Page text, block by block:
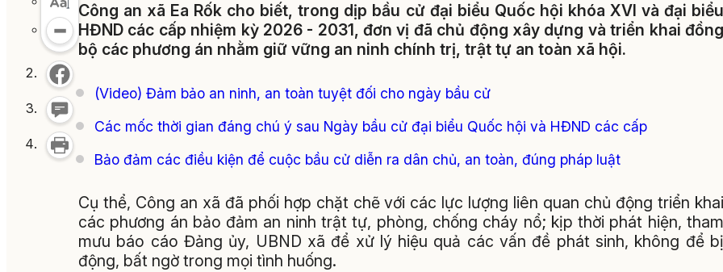
Công an xã Ea Rốk cho biết, trong dịp bầu cử đại biểu Quốc hội khóa XVI và đại biểu
HĐND các cấp nhiệm kỳ 2026 - 2031, đơn vị đã chủ động xây dựng và triển khai đồng
bộ các phương án nhằm giữ vững an ninh chính trị, trật tự an toàn xã hội.
(Video) Đảm bảo an ninh, an toàn tuyệt đối cho ngày bầu cử
Các mốc thời gian đáng chú ý sau Ngày bầu cử đại biểu Quốc hội và HĐND các cấp
Bảo đảm các điều kiện để cuộc bầu cử diễn ra dân chủ, an toàn, đúng pháp luật
Cụ thể, Công an xã đã phối hợp chặt chẽ với các lực lượng liên quan chủ động triển khai
các phương án bảo đảm an ninh trật tự, phòng, chống cháy nổ; kịp thời phát hiện, tham
mưu báo cáo Đảng ủy, UBND xã để xử lý hiệu quả các vấn đề phát sinh, không để bị
động, bất ngờ trong mọi tình huống.